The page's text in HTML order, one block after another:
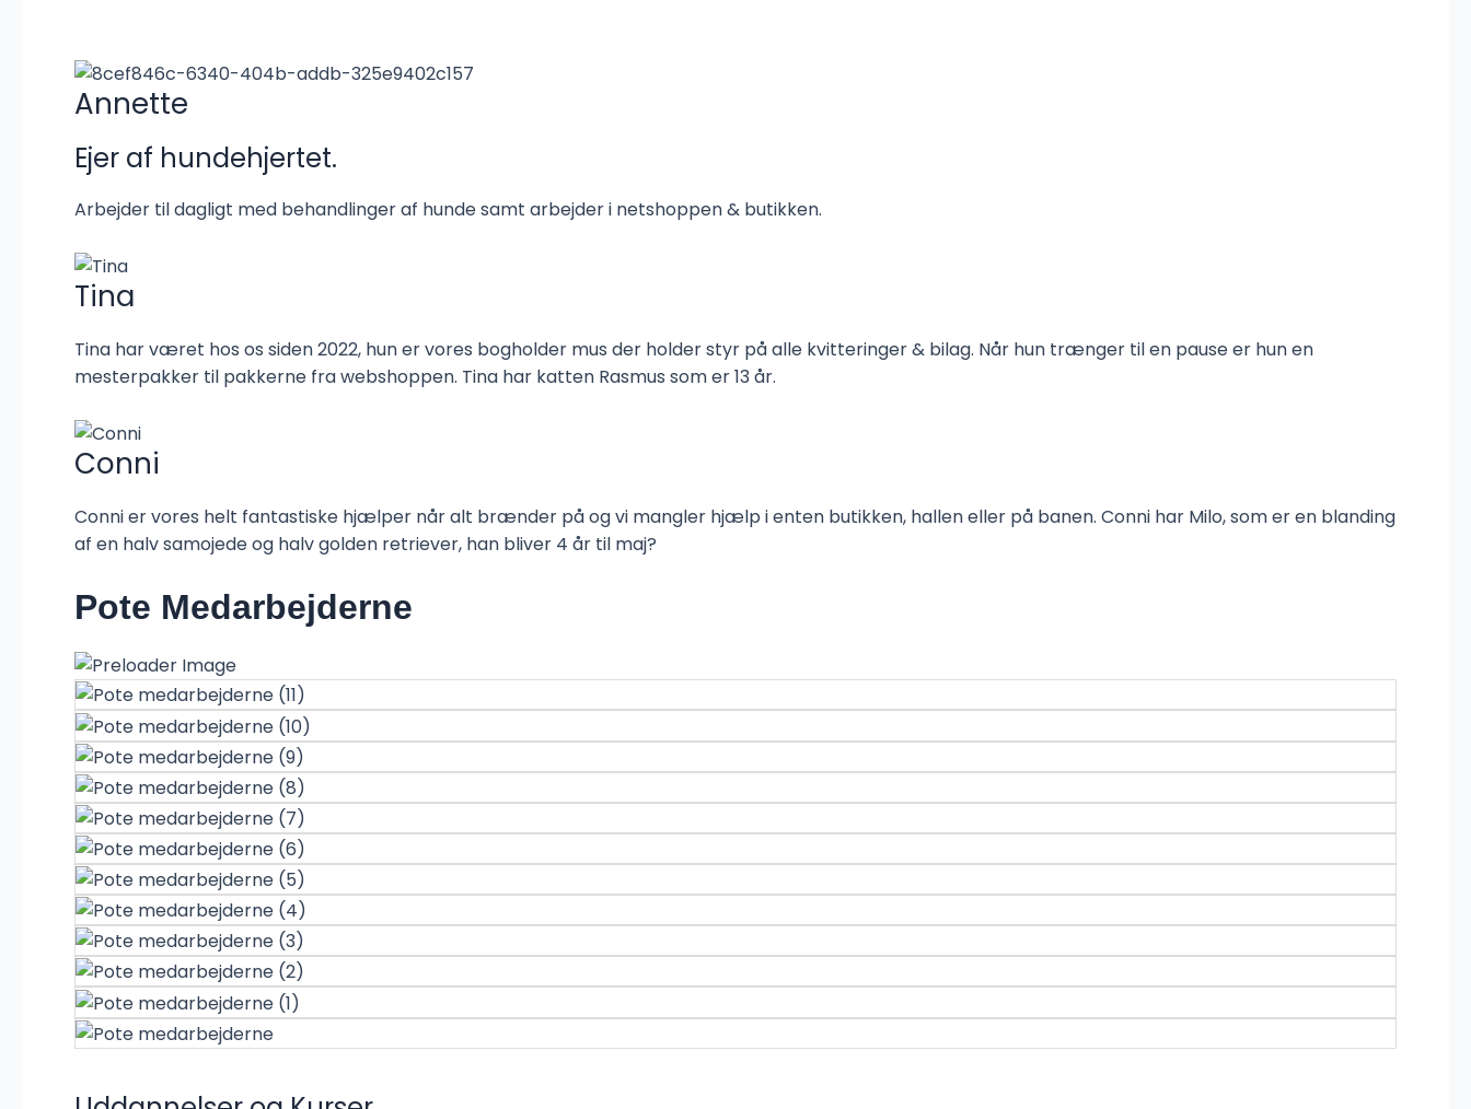
Annette
Ejer af hundehjertet.
Arbejder til dagligt med behandlinger af hunde samt arbejder i netshoppen & butikken.
Tina
Tina har været hos os siden 2022, hun er vores bogholder mus der holder styr på alle kvitteringer & bilag. Når hun trænger til en pause er hun en
mesterpakker til pakkerne fra webshoppen. Tina har katten Rasmus som er 13 år.
Conni
Conni er vores helt fantastiske hjælper når alt brænder på og vi mangler hjælp i enten butikken, hallen eller på banen. Conni har Milo, som er en blanding
af en halv samojede og halv golden retriever, han bliver 4 år til maj?
Pote Medarbejderne